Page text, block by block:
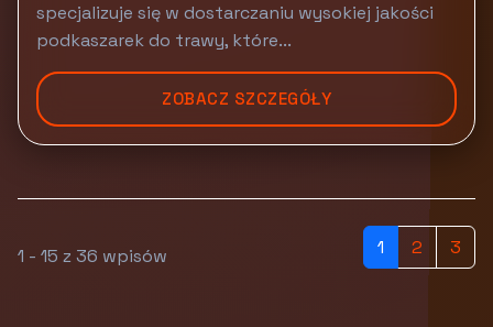
specjalizuje się w dostarczaniu wysokiej jakości
podkaszarek do trawy, które...
ZOBACZ SZCZEGÓŁY
1 - 15 z 36 wpisów 1 2 3